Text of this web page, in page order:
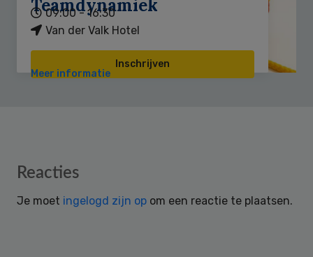
Teamdynamiek
09:00 - 16:30
Van der Valk Hotel
Inschrijven
Meer informatie
Reader
Reacties
Je moet ingelogd zijn op om een reactie te plaatsen.